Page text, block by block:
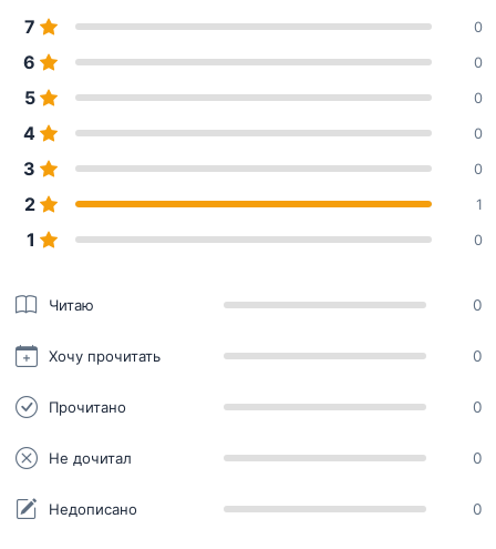
7 0
6 0
5 0
4 0
3 0
2 1
1 0
Читаю 0
Хочу прочитать 0
Прочитано 0
Не дочитал 0
Недописано 0